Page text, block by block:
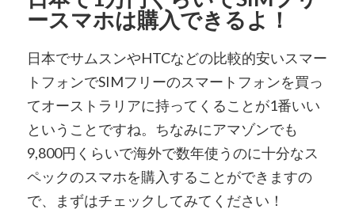
ースマホは購入できるよ！
日本でサムスンやHTCなどの比較的安いスマー
トフォンでSIMフリーのスマートフォンを買っ
てオーストラリアに持ってくることが1番いい
ということですね。ちなみにアマゾンでも
9,800円くらいで海外で数年使うのに十分なス
ペックのスマホを購入することができますの
で、まずはチェックしてみてください！